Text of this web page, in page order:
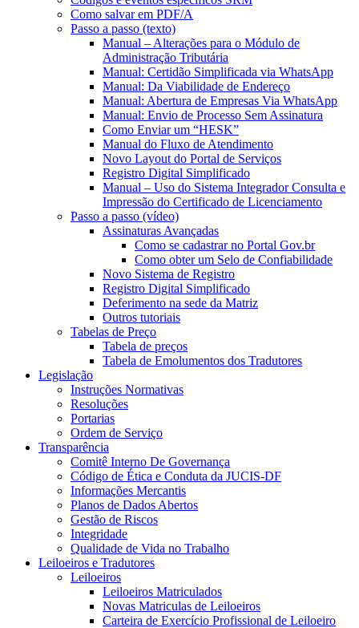
Como salvar em PDF/A
Passo a passo (texto)
Manual – Alterações para o Módulo de
Administração Tributária
Manual: Certidão Simplificada via WhatsApp
Manual: Da Viabilidade de Endereço
Manual: Abertura de Empresas Via WhatsApp
Manual: Envio de Processo Sem Assinatura
Como Enviar um “HESK”
Manual do Fluxo de Atendimento
Novo Layout do Portal de Serviços
Registro Digital Simplificado
Manual – Uso do Sistema Integrador Consulta e
Impressão do Certificado de Licenciamento
Passo a passo (vídeo)
Assinaturas Avançadas
Como se cadastrar no Portal Gov.br
Como obter um Selo de Confiabilidade
Novo Sistema de Registro
Registro Digital Simplificado
Deferimento na sede da Matriz
Outros tutoriais
Tabelas de Preço
Tabela de preços
Tabela de Emolumentos dos Tradutores
Legislação
Instruções Normativas
Resoluções
Portarias
Ordem de Serviço
Transparência
Comitê Interno De Governança
Código de Ética e Conduta da JUCIS-DF
Informações Mercantis
Planos de Dados Abertos
Gestão de Riscos
Integridade
Qualidade de Vida no Trabalho
Leiloeiros e Tradutores
Leiloeiros
Leiloeiros Matriculados
Novas Matriculas de Leiloeiros
Carteira de Exercício Profissional de Leiloeiro